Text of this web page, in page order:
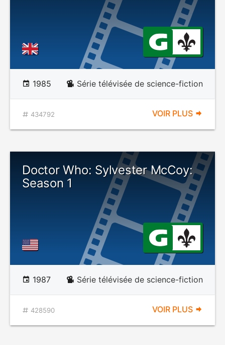
1985 Série télévisée de science-fiction
434792 VOIR PLUS
Doctor Who: Sylvester McCoy:
Season 1
1987 Série télévisée de science-fiction
428590 VOIR PLUS